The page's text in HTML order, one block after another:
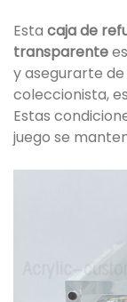
Esta caja de
transparente
y asegurarte de
coleccionista,
Estas
juego se